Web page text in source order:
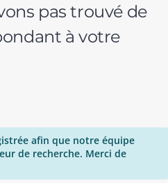
pas trouvé de
à votre
afin que notre équipe
de recherche. Merci de